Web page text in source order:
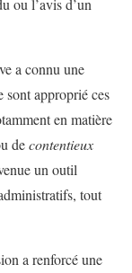
a connu une
approprié ces
en matière
decontentieux
un outil
tout
a renforcé une